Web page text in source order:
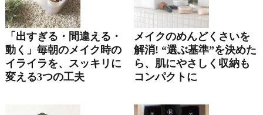
「出すぎる・間違える・
動く」毎朝のメイク時の
イライラを、スッキリに
変える3つの工夫
メイクのめんどくさいを
解消! “選ぶ基準”を決めた
ら、肌にやさしく収納も
コンパクトに